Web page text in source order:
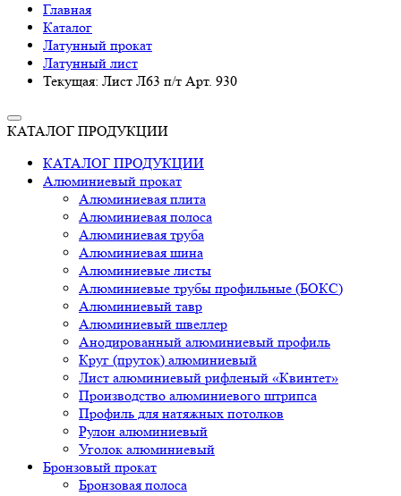
Главная
Каталог
Латунный прокат
Латунный лист
Текущая: Лист Л63 п/т Арт. 930
КАТАЛОГ ПРОДУКЦИИ
КАТАЛОГ ПРОДУКЦИИ
Алюминиевый прокат
Алюминиевая плита
Алюминиевая полоса
Алюминиевая труба
Алюминиевая шина
Алюминиевые листы
Алюминиевые трубы профильные (БОКС)
Алюминиевый тавр
Алюминиевый швеллер
Анодированный алюминиевый профиль
Круг (пруток) алюминиевый
Лист алюминиевый рифленый «Квинтет»
Производство алюминиевого штрипса
Профиль для натяжных потолков
Рулон алюминиевый
Уголок алюминиевый
Бронзовый прокат
Бронзовая полоса